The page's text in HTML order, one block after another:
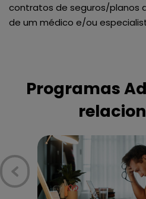
contratos de seguros/planos
de um médico e/ou
Programas